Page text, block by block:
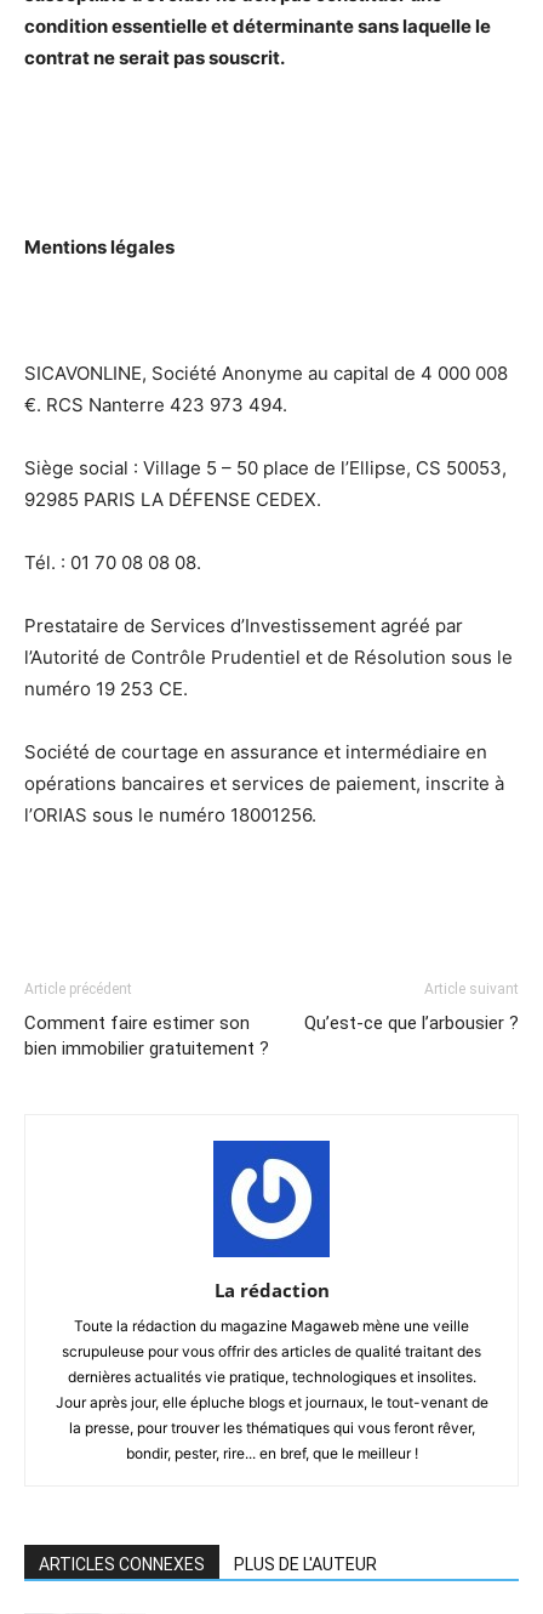
condition essentielle et déterminante sans laquelle le
contrat ne serait pas souscrit.
Mentions légales
SICAVONLINE, Société Anonyme au capital de 4 000 008
€. RCS Nanterre 423 973 494.
Siège social : Village 5 – 50 place de l’Ellipse, CS 50053,
92985 PARIS LA DÉFENSE CEDEX.
Tél. : 01 70 08 08 08.
Prestataire de Services d’Investissement agréé par
l’Autorité de Contrôle Prudentiel et de Résolution sous le
numéro 19 253 CE.
Société de courtage en assurance et intermédiaire en
opérations bancaires et services de paiement, inscrite à
l’ORIAS sous le numéro 18001256.
Article précédent
Comment faire estimer son
bien immobilier gratuitement ?
Article suivant
Qu’est-ce que l’arbousier ?
La rédaction
Toute la rédaction du magazine Magaweb mène une veille
scrupuleuse pour vous offrir des articles de qualité traitant des
dernières actualités vie pratique, technologiques et insolites.
Jour après jour, elle épluche blogs et journaux, le tout-venant de
la presse, pour trouver les thématiques qui vous feront rêver,
bondir, pester, rire... en bref, que le meilleur !
ARTICLES CONNEXES PLUS DE L'AUTEUR